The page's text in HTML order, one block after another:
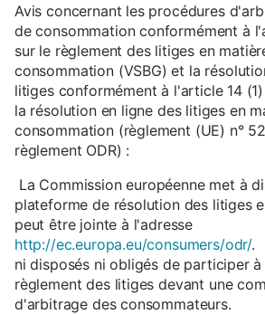
Avis concernant les procédures
de consommation conformément à
sur le règlement des litiges en
consommation (VSBG) et la
litiges conformément à l'article 14
la résolution en ligne des litiges en
consommation (règlement (UE) n°
règlement ODR) :
La Commission européenne met à
plateforme de résolution des litiges
peut être jointe à l'adresse
http://ec.europa.eu/consumers/odr/.
ni disposés ni obligés de participer
règlement des litiges devant une
d'arbitrage des consommateurs.